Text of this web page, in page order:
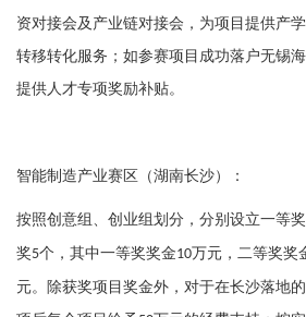
资对接会及产业链对接会，为项目提供产
转移转化服务；如参赛项目成功落户无锡
提供人才专项奖励补贴。
智能制造产业赛区（湖南长沙）：
按照创意组、创业组划分，分别设立一等奖
奖5个，其中一等奖奖金10万元，二等奖奖
元。除获奖项目奖金外，对于在长沙落地